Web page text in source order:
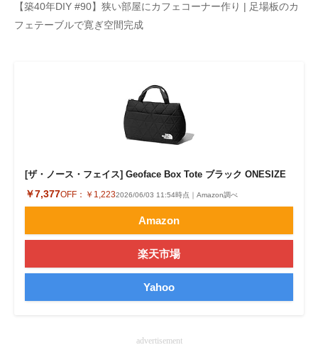
ITエンジニア向け専門サイト
製造業のIT導入・活用を支援
モノづくり技術者専門サイト
電子設計の基本と応用
建設×テクノロジーの最前線
ちょっと気になるネットの話題
【築40年DIY #90】狭い部屋にカフェコーナー作り | 足場板のカ
フェテーブルで寛ぎ空間完成
[ザ・ノース・フェイス] Geoface Box Tote ブラック ONESIZE
￥7,377OFF： ￥1,2232026/06/03 11:54時点｜Amazon調べ
Amazon
楽天市場
Yahoo
advertisement